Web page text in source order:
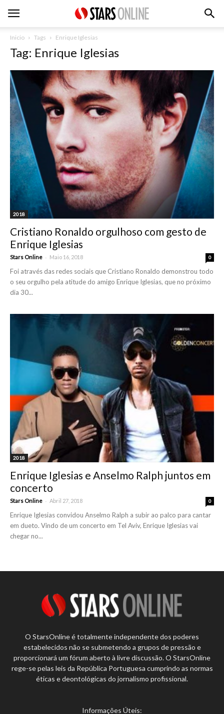
Inicio Tags Enrique Iglesias
Tag: Enrique Iglesias
2018
Cristiano Ronaldo orgulhoso com gesto de
Enrique Iglesias
Stars Online - Maio 16, 2018 0
Foi através das redes sociais que Cristiano Ronaldo demonstrou todo
o seu orgulho pela atitude do amigo Enrique Iglesias, que no próximo
dia 30...
2018
Enrique Iglesias e Anselmo Ralph juntos em
concerto
Stars Online - Abril 27, 2018 0
Enrique Iglesias convidou Anselmo Ralph a subir ao palco para cantar
em dueto. Vindo de um concerto em Tel Aviv, Enrique Iglesias vai
chegar no...
O StarsOnline é totalmente independente dos poderes
estabelecidos não se submetendo a grupos de pressão e
proporcionará um fórum aberto à livre discussão. O StarsOnline
rege-se pelas leis da República Portuguesa cumprindo as normas
éticas e deontológicas do jornalismo profissional.
Informações Úteis: